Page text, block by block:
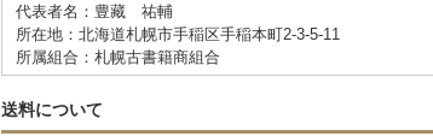
代表者名：豊藏 祐輔
所在地：北海道札幌市手稲区手稲本町2-3-5-11
所属組合：札幌古書籍商組合
送料について